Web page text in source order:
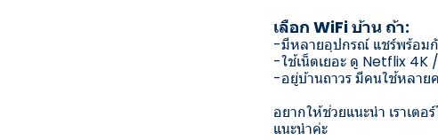
เลือก WiFi บ้าน ถ้า:
-มีหลายอุปกรณ์ แชร์พร้อม
-ใช้เน็ตเยอะ ดู Netflix 4K
-อยู่บ้านถาวร มีคนใช้หลาย
อยากให้ช่วยแนะนำ เราเต
แนะนำค่ะ